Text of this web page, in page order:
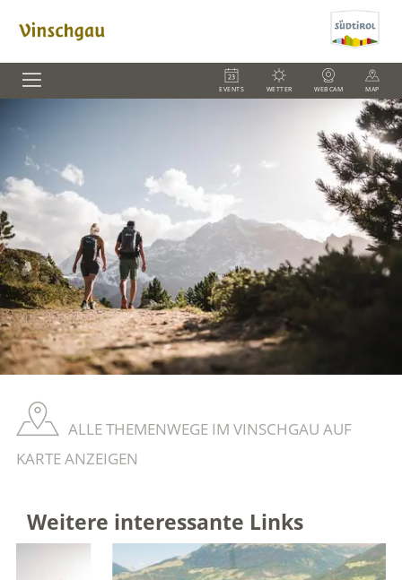
EVENTS WETTER WEBCAM MAP
ALLE THEMENWEGE IM VINSCHGAU AUF
KARTE ANZEIGEN
Weitere interessante Links